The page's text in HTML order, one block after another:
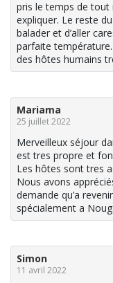
pris le temps de
expliquer. Le reste
balader et d’aller
parfaite
des hôtes humains
Mariama
25 juillet 2022
Merveilleux séjour
est tres propre et
Les hôtes sont tres
Nous avons
demande qu’a
spécialement a
Simon
11 avril 2022